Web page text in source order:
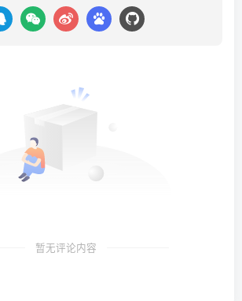
暂无评论内容